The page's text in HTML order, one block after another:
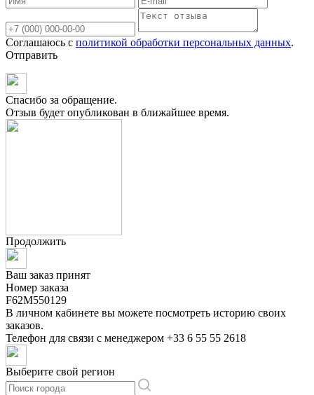
Соглашаюсь с политикой обработки персональных данных.
Отправить
Спасибо за обращение.
Отзыв будет опубликован в ближайшее время.
Продолжить
Ваш заказ принят
Номер заказа
F62M550129
В личном кабинете вы можете посмотреть историю своих
заказов.
Телефон для связи с менеджером +33 6 55 55 2618
Выберите свой регион